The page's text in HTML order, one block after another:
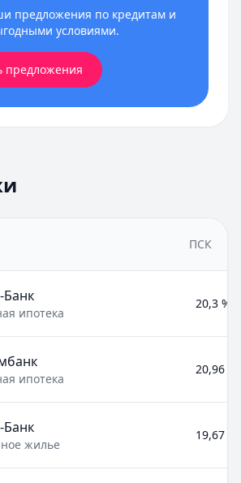
предложения по кредитам и
условиями.
предложения
ПСК
ипотека
20,3 %
ипотека
20,96 %
жилье
19,67